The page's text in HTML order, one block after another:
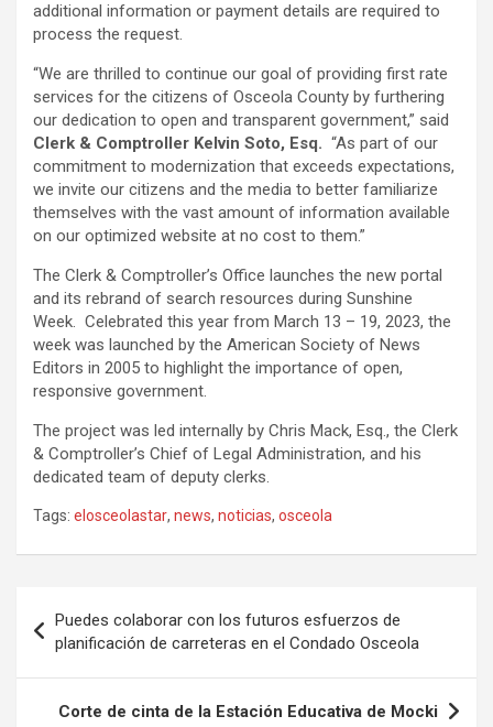
additional information or payment details are required to
process the request.
“We are thrilled to continue our goal of providing first rate
services for the citizens of Osceola County by furthering
our dedication to open and transparent government,” said
Clerk & Comptroller Kelvin Soto, Esq. “As part of our
commitment to modernization that exceeds expectations,
we invite our citizens and the media to better familiarize
themselves with the vast amount of information available
on our optimized website at no cost to them.”
The Clerk & Comptroller’s Office launches the new portal
and its rebrand of search resources during Sunshine
Week. Celebrated this year from March 13 – 19, 2023, the
week was launched by the American Society of News
Editors in 2005 to highlight the importance of open,
responsive government.
The project was led internally by Chris Mack, Esq., the Clerk
& Comptroller’s Chief of Legal Administration, and his
dedicated team of deputy clerks.
Tags: elosceolastar, news, noticias, osceola
s
Puedes colaborar con los futuros esfuerzos de
planificación de carreteras en el Condado Osceola
Corte de cinta de la Estación Educativa de Mocki